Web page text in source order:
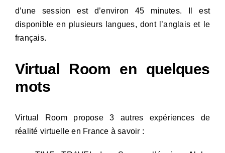
d’une session est d’environ 45 minutes. Il est
disponible en plusieurs langues, dont l’anglais et le
français.
Virtual Room en quelques
mots
Virtual Room propose 3 autres expériences de
réalité virtuelle en France à savoir :